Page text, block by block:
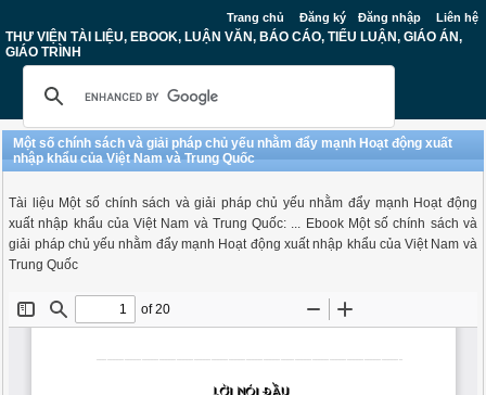
Trang chủ Đăng ký Đăng nhập Liên hệ
THƯ VIỆN TÀI LIỆU, EBOOK, LUẬN VĂN, BÁO CÁO, TIỂU LUẬN, GIÁO ÁN,
GIÁO TRÌNH
Một số chính sách và giải pháp chủ yếu nhằm đẩy mạnh Hoạt động xuất
nhập khẩu của Việt Nam và Trung Quốc
Tài liệu Một số chính sách và giải pháp chủ yếu nhằm đẩy mạnh Hoạt động
xuất nhập khẩu của Việt Nam và Trung Quốc: ... Ebook Một số chính sách và
giải pháp chủ yếu nhằm đẩy mạnh Hoạt động xuất nhập khẩu của Việt Nam và
Trung Quốc